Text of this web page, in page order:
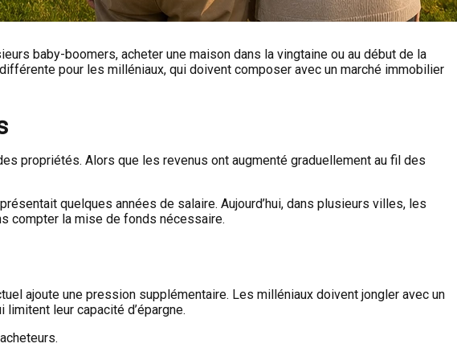
baby-boomers, acheter une maison dans la vingtaine ou au début de la
pour les milléniaux, qui doivent composer avec un marché immobilier
propriétés. Alors que les revenus ont augmenté graduellement au fil des
quelques années de salaire. Aujourd’hui, dans plusieurs villes, les
compter la mise de fonds nécessaire.
ajoute une pression supplémentaire. Les milléniaux doivent jongler avec un
leur capacité d’épargne.